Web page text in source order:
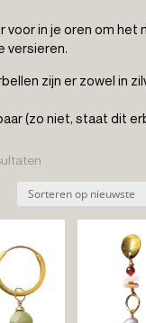
voor in je oren om het
versieren.
zijn er zowel in
(zo niet, staat dit
Gesorteerd
nieuwste